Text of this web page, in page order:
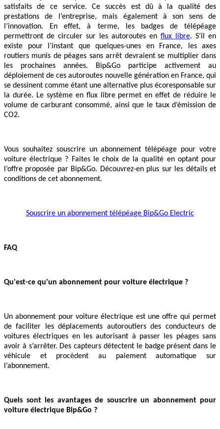
satisfaits de ce service. Ce succès est dû à la qualité des
prestations de l’entreprise, mais également à son sens de
l’innovation. En effet, à terme, les badges de télépéage
permettront de circuler sur les autoroutes en flux libre. S’il en
existe pour l’instant que quelques-unes en France, les axes
routiers munis de péages sans arrêt devraient se multiplier dans
les prochaines années. Bip&Go participe activement au
déploiement de ces autoroutes nouvelle génération en France, qui
se dessinent comme étant une alternative plus écoresponsable sur
la durée. Le système en flux libre permet en effet de réduire le
volume de carburant consommé, ainsi que le taux d’émission de
CO2.
Vous souhaitez souscrire un abonnement télépéage pour votre
voiture électrique ? Faites le choix de la qualité en optant pour
l’offre proposée par Bip&Go. Découvrez-en plus sur les détails et
conditions de cet abonnement.
Souscrire un abonnement télépéage Bip&Go Electric
FAQ
Qu'est-ce qu'un abonnement pour voiture électrique ?
Un abonnement pour voiture électrique est une offre qui permet
de faciliter les déplacements autoroutiers des conducteurs de
voitures électriques en les autorisant à passer les péages sans
avoir à s’arrêter. Des capteurs détectent le badge présent dans le
véhicule et procèdent au paiement automatique sur
l’abonnement.
Quels sont les avantages de souscrire un abonnement pour
voiture électrique Bip&Go ?